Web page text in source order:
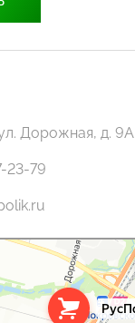
Дорожная, д. 9А
23-79
в Москве
работы в Москве